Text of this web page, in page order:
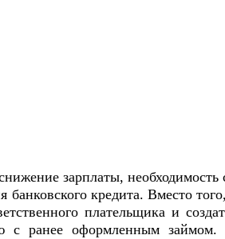
зарплаты,
банковского кредита. Вместо
плательщика и
с ранее оформленным